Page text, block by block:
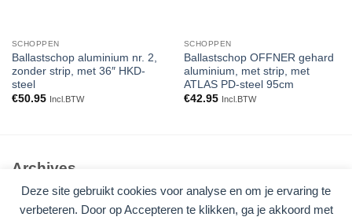
Deze site gebruikt cookies voor analyse en om je ervaring te
verbeteren. Door op Accepteren te klikken, ga je akkoord met
SCHOPPEN
Ballastschop aluminium nr. 2,
zonder strip, met 36″ HKD-
steel
€50.95 Incl.BTW
SCHOPPEN
Ballastschop OFFNER gehard
aluminium, met strip, met
ATLAS PD-steel 95cm
€42.95 Incl.BTW
Archives
Geen archieven om te tonen.